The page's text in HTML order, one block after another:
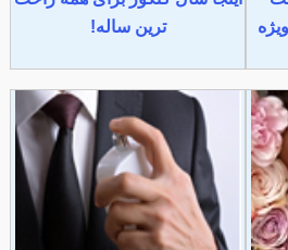
ترین ساله!